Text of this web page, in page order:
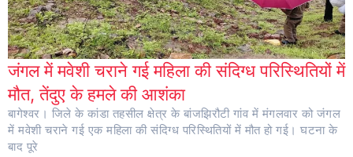
जंगल में मवेशी चराने गई महिला की संदिग्ध परिस्थितियों में
मौत, तेंदुए के हमले की आशंका
बागेश्वर। जिले के कांडा तहसील क्षेत्र के बांजझिरौटी गांव में मंगलवार को जंगल
में मवेशी चराने गई एक महिला की संदिग्ध परिस्थितियों में मौत हो गई। घटना के
बाद पूरे